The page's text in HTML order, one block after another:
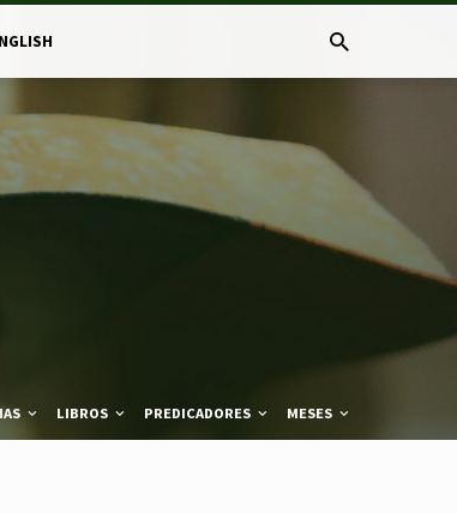
LIBROS PREDICADORES MESES